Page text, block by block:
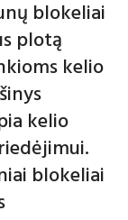
blokeliai
plotą
kelio
kelio
blokeliai